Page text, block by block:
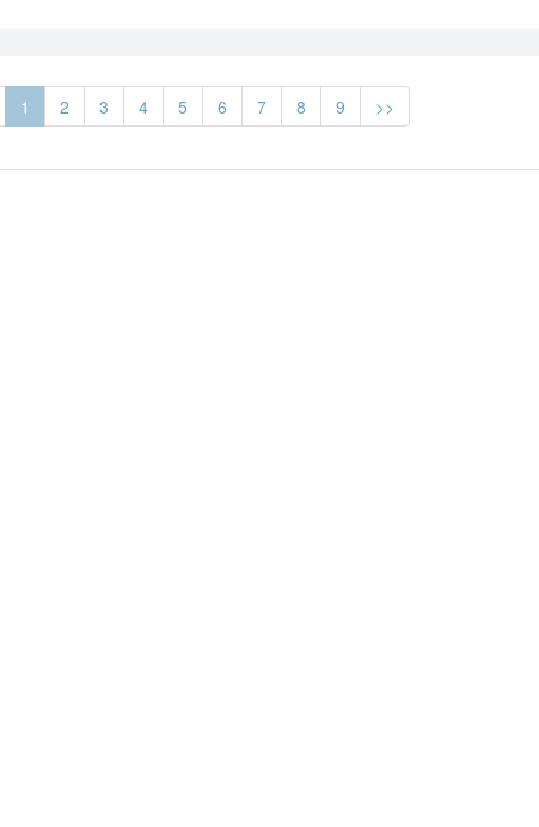
1 2 3 4 5 6 7 8 9 >>